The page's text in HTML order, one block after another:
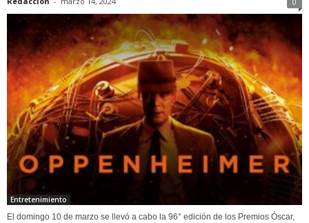
Entretenimiento
El domingo 10 de marzo se llevó a cabo la 96° edición de los Premios Óscar,